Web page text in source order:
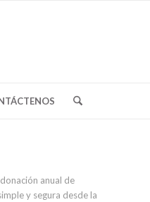
anual de
y segura desde la